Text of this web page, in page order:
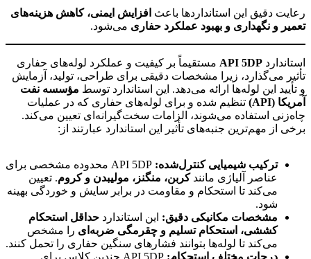
رعایت دقیق این استانداردها باعث افزایش ایمنی، کاهش هزینه‌های
تعمیر و نگهداری و بهبود عملکرد حفاری می‌شود.
استاندارد API 5DP مستقیماً بر کیفیت و عملکرد لوله‌های حفاری
تأثیر می‌گذارد، زیرا مشخصات دقیقی برای طراحی، تولید، آزمایش
و تأیید این لوله‌ها ارائه می‌دهد. این استاندارد توسط مؤسسه نفت
آمریکا (API)
تنظیم شده و برای لوله‌های حفاری که در عملیات
چاه‌زنی استفاده می‌شوند، الزامات سخت‌گیرانه‌ای تعیین می‌کند.
برخی از مهم‌ترین جنبه‌های تأثیر این استاندارد عبارتند از:
ترکیب شیمیایی کنترل‌شده:
API 5DP محدوده مشخصی برای
عناصر آلیاژی مانندکربن، منگنز، مولیبدن و کروم. تعیین
می‌کند تا استحکام و مقاومت در برابر سایش و خوردگی بهینه
شود.
مشخصات مکانیکی دقیق: این استاندارد حداقل استحکام
کششی، استحکام تسلیم و چقرمگی ضربه‌ای را مشخص
می‌کند تا لوله‌ها بتوانند فشارهای سنگین حفاری را تحمل کنند.
درجات مختلف استحکام: API 5DP چندین کلاس برای